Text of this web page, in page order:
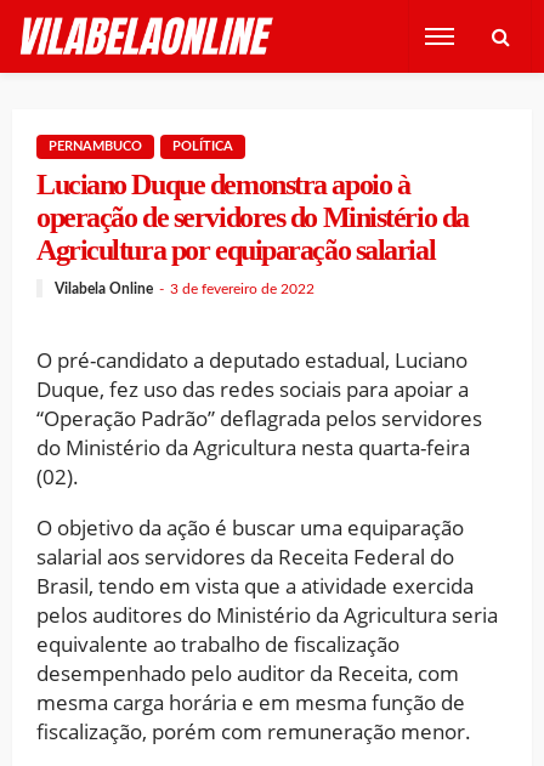
PERNAMBUCO POLÍTICA
Luciano Duque demonstra apoio à
operação de servidores do Ministério da
Agricultura por equiparação salarial
Vilabela Online 3 de fevereiro de 2022
O pré-candidato a deputado estadual, Luciano
Duque, fez uso das redes sociais para apoiar a
“Operação Padrão” deflagrada pelos servidores
do Ministério da Agricultura nesta quarta-feira
(02).
O objetivo da ação é buscar uma equiparação
salarial aos servidores da Receita Federal do
Brasil, tendo em vista que a atividade exercida
pelos auditores do Ministério da Agricultura seria
equivalente ao trabalho de fiscalização
desempenhado pelo auditor da Receita, com
mesma carga horária e em mesma função de
fiscalização, porém com remuneração menor.